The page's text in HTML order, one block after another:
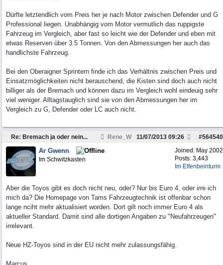
Dürfte letztendlich vom Preis her je nach Motor zwischen Defender und G
Professional liegen. Unabhängig vom Motor vermutlich das ruppigste
Fahrzeug im Vergleich, aber fast so leicht wie der Defender und eben mit
etwas Reserven über 3.5 Tonnen. Von den Abmessungen her auch das
handlichste Fahrzeug.
Bei den Oberaigner Sprintern finde ich das Verhältnis zwischen Preis und
Einsatzmöglichkeiten nicht berauschend, die Kisten sind doch auch nicht
billiger als der Bremach und können dazu im Vergleich wohl eindeuig sehr
viel weniger. Alltagstauglich sind sie von den Abmessungen her im
Vergleich zu G, Defender oder LC auch nicht.
Re: Bremach ja oder nein... Rene_W #564540
11/07/2013 09:26
Joined: May 2002
Posts: 3,443
Im Elfenbeinturm
Ar Gwenn
Im Schwitzkasten
Aber die Toyos gibt es doch nicht neu, oder? Nur bis Euro 4, oder irre ich
mich da? Die Homepage von Tams Fahrzeugtechnik ist offenbar schon
lange nciht mehr aktualisiert worden. Dort gilt noch immer Euro 4 als
aktueller Standard. Damit sind alle dortigen Angaben zu "Neufahrzeugen"
irrelevant.
Neue HZ-Toyos sind in der EU nicht mehr zulassungsfähig.